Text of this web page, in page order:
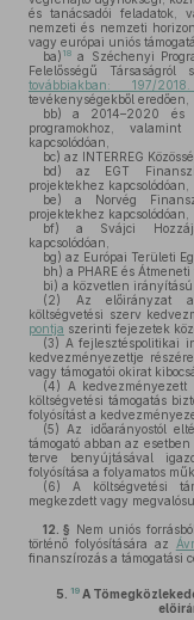
és tanácsadói feladatok,
nemzeti és nemzeti
vagy európai uniós
ba) 18 a Széchenyi
Felelősségű Társaságról
továbbiakban: 197/
tevékenységekből eredően,
bb) a 2014–2020 és
programokhoz,
kapcsolódóan,
bc) az INTERREG
bd) az EGT
projektekhez kapcsolódóan,
be) a Norvég
projektekhez kapcsolódóan,
bf) a Svájci
kapcsolódóan,
bg) az Európai Területi
bh) a PHARE és Átmeneti
bi) a közvetlen irányítású
(2) Az előirányzat a
költségvetési szerv
pontja szerinti fejezetek
(3) A fejlesztéspolitikai
kedvezményezettje
vagy támogatói okirat
(4) A kedvezményezett
költségvetési támogatás
folyósítást a
(5) Az időarányostól
támogató abban az
terve benyújtásával
folyósítása a folyamatos
(6) A költségvetési
megkezdett vagy
12. § Nem uniós
történő folyósítására az
Ávr.
finanszírozás a támogatási
5. 19 A